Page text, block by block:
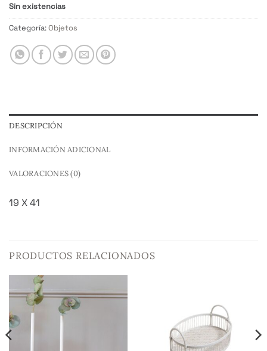
Sin existencias
Categoría:Objetos
DESCRIPCIÓN
INFORMACIÓN ADICIONAL
VALORACIONES (0)
19 X 41
PRODUCTOS RELACIONADOS